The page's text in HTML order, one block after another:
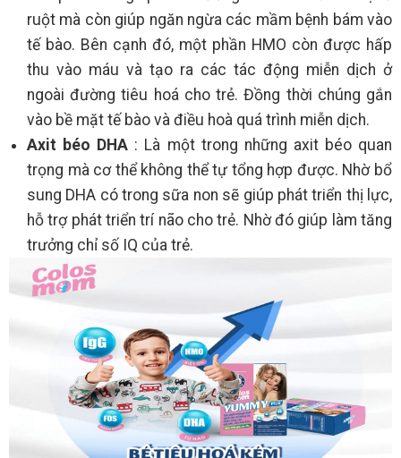
ruột mà còn giúp ngăn ngừa các mầm bệnh bám vào
tế bào. Bên cạnh đó, một phần HMO còn được hấp
thu vào máu và tạo ra các tác động miễn dịch ở
ngoài đường tiêu hoá cho trẻ. Đồng thời chúng gắn
vào bề mặt tế bào và điều hoà quá trình miễn dịch.
Axit béo DHA : Là một trong những axit béo quan
trọng mà cơ thể không thể tự tổng hợp được. Nhờ bổ
sung DHA có trong sữa non sẽ giúp phát triển thị lực,
hỗ trợ phát triển trí não cho trẻ. Nhờ đó giúp làm tăng
trưởng chỉ số IQ của trẻ.